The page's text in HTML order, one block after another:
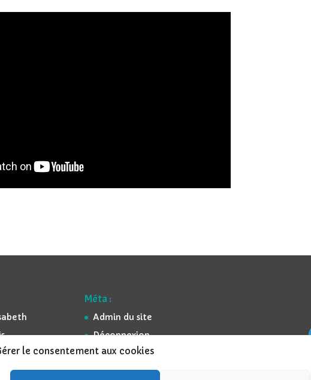
le consentement aux cookies
Méta :
Admin du site
Déconnexion
Mentions légales
Espace réservé